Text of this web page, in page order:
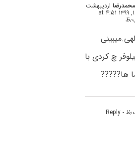
محمدرضااردیبهشت
۱۶, ۱۳۹۹ at ۴:۵۱
چ کردی با
ها?????
- Reply